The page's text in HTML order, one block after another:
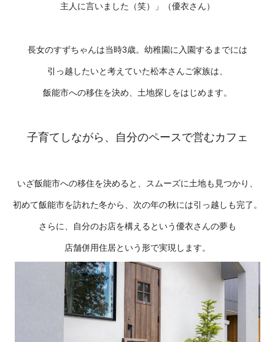
主人に言いました（笑）」（優衣さん）
長女のすずちゃんは当時3歳。幼稚園に入園するまでには
引っ越したいと考えていた松本さんご家族は、
飯能市への移住を決め、土地探しをはじめます。
子育てしながら、自分のペースで営むカフェ
いざ飯能市への移住を決めると、スムーズに土地も見つかり、
初めて飯能市を訪れた冬から、次の年の秋には引っ越しも完了。
さらに、自分のお店を構えるという優衣さんの夢も
店舗併用住居という形で実現します。